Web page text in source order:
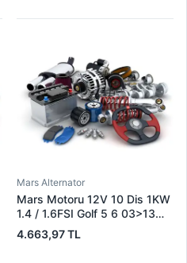
9062001870
Mars Alternator
Mars Motoru 12V 10 Dis 1KW
1.4 / 1.6FSI Golf 5 6 03>13
Jetta 3 06>14 Polo 02> A1
11>14 A3 04>08 Altea 07>13
4.663,97 TL